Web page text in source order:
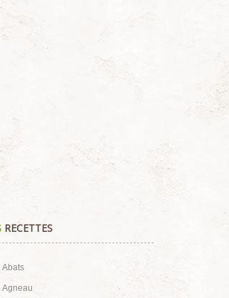
RECETTES
Abats
Agneau